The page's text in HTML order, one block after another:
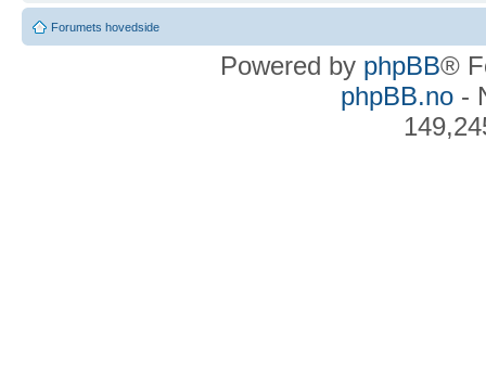
Forumets hovedside
Powered by phpBB®
phpBB.no-